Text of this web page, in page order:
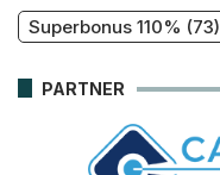
Superbonus 110% (73)
PARTNER